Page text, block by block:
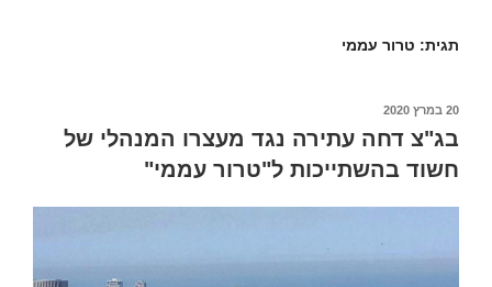
תגית: טרור עממי
פורסם
20 במרץ 2020
בג"צ דחה עתירה נגד מעצרו המנהלי של
חשוד בהשתייכות ל"טרור עממי"